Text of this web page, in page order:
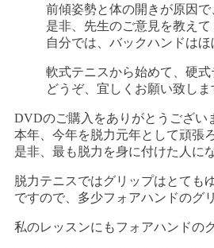
前傾姿勢と体の開きが原因で
是非、先生のご意見を教えて
自分では、バックハンドはほ
軟式テニスから始めて、硬式
どうぞ、宜しくお願い致しま
DVDのご購入をありがとうござい
本年、今年を脱力元年として頑張
是非、最も脱力を身に付けた人に
脱力テニスではグリップはとても
ですので、多少フォアハンドのグ
私のレッスンにもフォアハンドの